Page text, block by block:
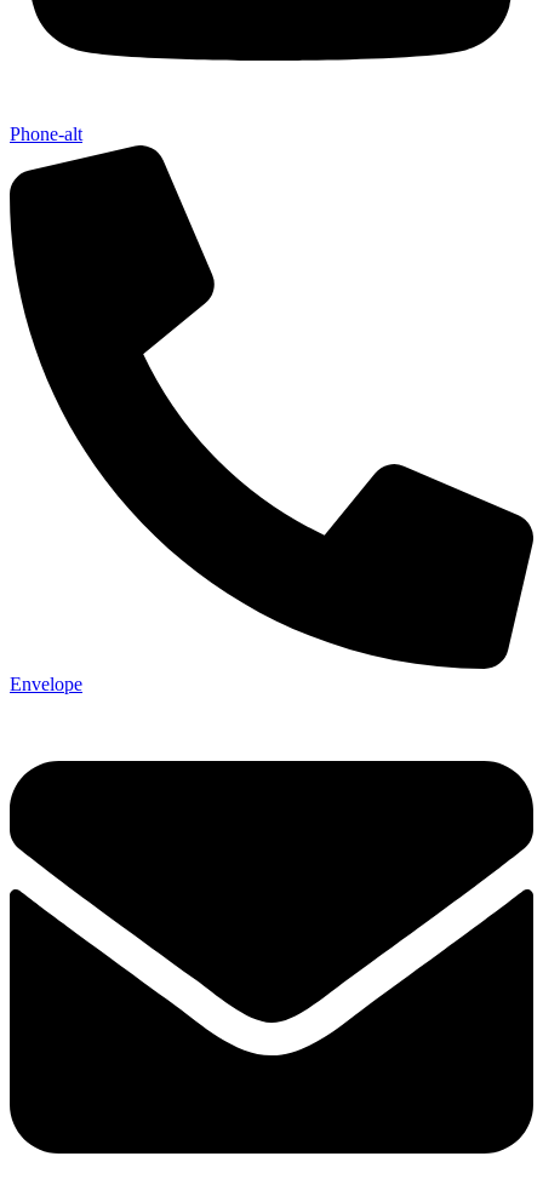
Phone-alt
Envelope